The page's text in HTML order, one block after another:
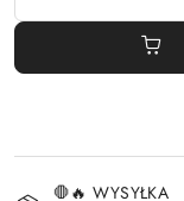
🛑🔥 WYSYŁKA